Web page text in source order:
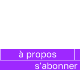
à propos
s'abonner